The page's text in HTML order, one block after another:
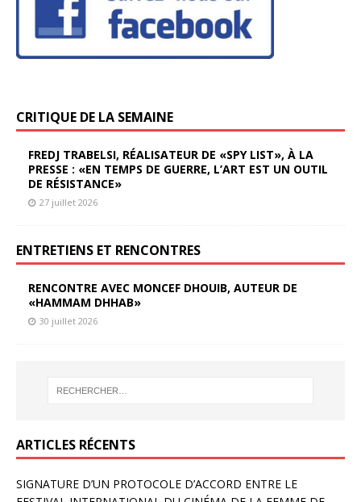
CRITIQUE DE LA SEMAINE
FREDJ TRABELSI, RÉALISATEUR DE «SPY LIST», À LA
PRESSE : «EN TEMPS DE GUERRE, L’ART EST UN OUTIL
DE RÉSISTANCE»
27 juillet 2026
ENTRETIENS ET RENCONTRES
RENCONTRE AVEC MONCEF DHOUIB, AUTEUR DE
«HAMMAM DHHAB»
30 juillet 2026
ARTICLES RÉCENTS
SIGNATURE D’UN PROTOCOLE D’ACCORD ENTRE LE